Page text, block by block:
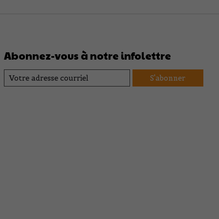
Abonnez-vous à notre infolettre
S'abonner